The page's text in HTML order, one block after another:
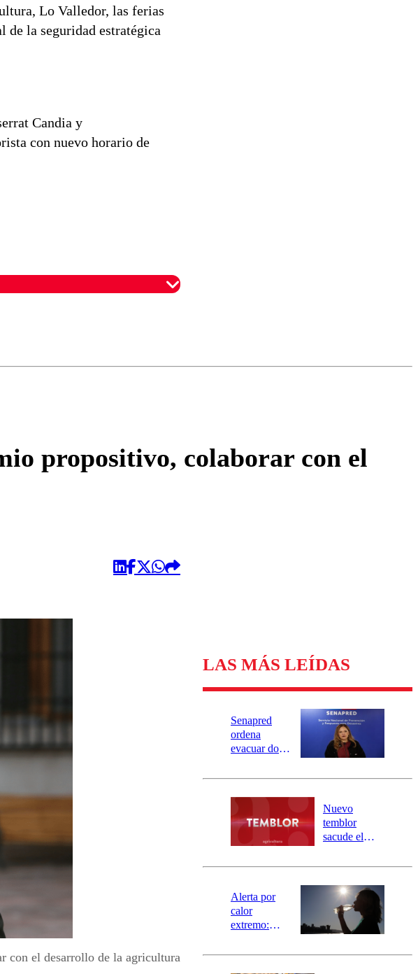
Lo Valledor, las ferias
de la seguridad estratégica
Candia y
con nuevo horario de
propositivo, colaborar con el
con el desarrollo de la agricultura
LAS MÁS LEÍDAS
Senapred
ordena
evacuar dos
Carahue por
río Damas:
activa
mensajería
SAE
Nuevo
temblor
sacude el
revisa la
epicentro
Alerta por
calor
extremo:
activa Alerta